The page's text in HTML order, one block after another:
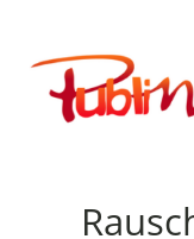
contenu
Publimath